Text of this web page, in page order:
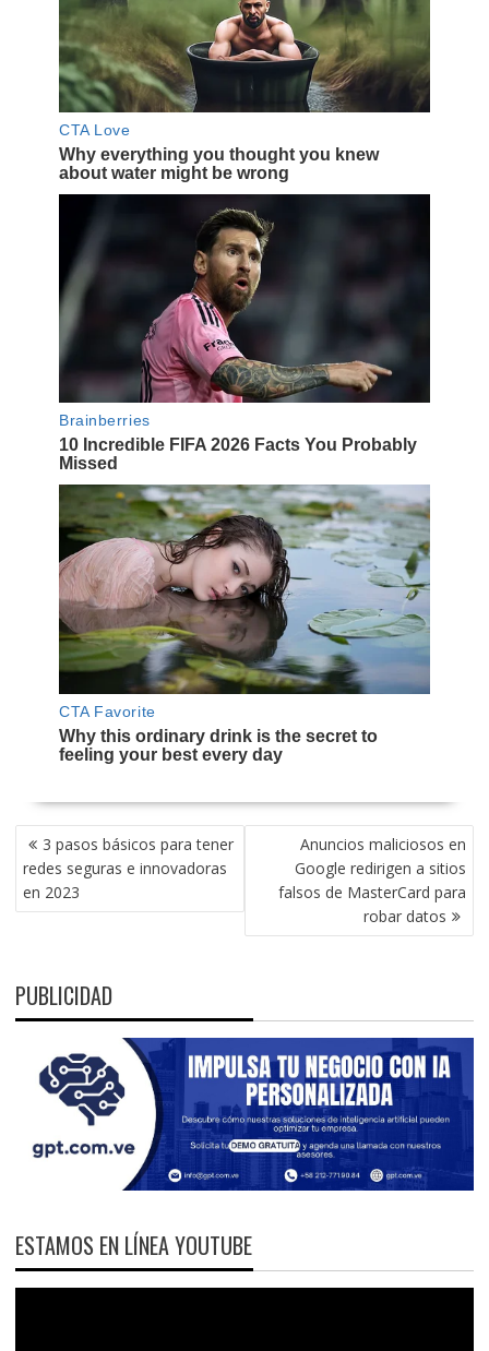
NAVEGACIÓN
DE
ENTRADAS
3 pasos básicos para tener
redes seguras e innovadoras
en 2023
Anuncios maliciosos en
Google redirigen a sitios
falsos de MasterCard para
robar datos
PUBLICIDAD
ESTAMOS EN LÍNEA YOUTUBE